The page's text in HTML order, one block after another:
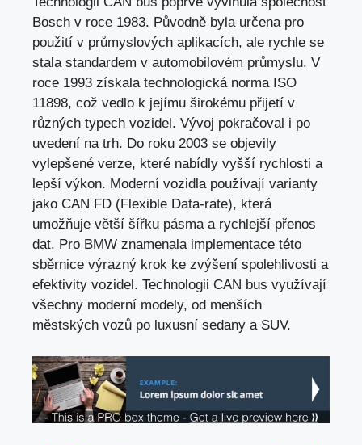
Bosch v roce 1983. Původně byla určena pro
použití v průmyslových aplikacích, ale rychle se
stala standardem v automobilovém průmyslu. V
roce 1993 získala technologická norma ISO
11898, což vedlo k jejímu širokému přijetí v
různých typech vozidel. Vývoj pokračoval i po
uvedení na trh. Do roku 2003 se objevily
vylepšené verze, které nabídly vyšší rychlosti a
lepší výkon. Moderní vozidla používají varianty
jako CAN FD (Flexible Data-rate), která
umožňuje větší šířku pásma a rychlejší přenos
dat. Pro BMW znamenala implementace této
sběrnice výrazný krok ke zvýšení spolehlivosti a
efektivity vozidel. Technologii CAN bus využívají
všechny moderní modely, od menších
městských vozů po luxusní sedany a SUV.